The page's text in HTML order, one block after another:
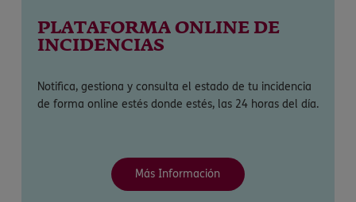
PLATAFORMA ONLINE DE
INCIDENCIAS
Notifica, gestiona y consulta el estado de tu incidencia
de forma online estés donde estés, las 24 horas del día.
Más Información